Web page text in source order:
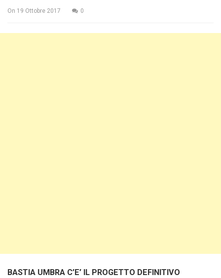
On 19 Ottobre 2017 0
BASTIA UMBRA C’E’ IL PROGETTO DEFINITIVO